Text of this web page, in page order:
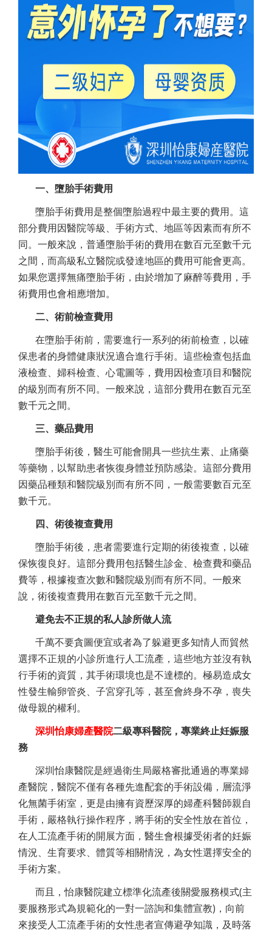
一、墮胎手術費用
墮胎手術費用是整個墮胎過程中最主要的費用。這
部分費用因醫院等級、手術方式、地區等因素而有所不
同。一般來說，普通墮胎手術的費用在數百元至數千元
之間，而高級私立醫院或發達地區的費用可能會更高。
如果您選擇無痛墮胎手術，由於增加了麻醉等費用，手
術費用也會相應增加。
二、術前檢查費用
在墮胎手術前，需要進行一系列的術前檢查，以確
保患者的身體健康狀況適合進行手術。這些檢查包括血
液檢查、婦科檢查、心電圖等，費用因檢查項目和醫院
的級別而有所不同。一般來說，這部分費用在數百元至
數千元之間。
三、藥品費用
墮胎手術後，醫生可能會開具一些抗生素、止痛藥
等藥物，以幫助患者恢復身體並預防感染。這部分費用
因藥品種類和醫院級別而有所不同，一般需要數百元至
數千元。
四、術後複查費用
墮胎手術後，患者需要進行定期的術後複查，以確
保恢復良好。這部分費用包括醫生診金、檢查費和藥品
費等，根據複查次數和醫院級別而有所不同。一般來
說，術後複查費用在數百元至數千元之間。
避免去不正規的私人診所做人流
千萬不要貪圖便宜或者為了躲避更多知情人而貿然
選擇不正規的小診所進行人工流產，這些地方並沒有執
行手術的資質，其手術環境也是不達標的。極易造成女
性發生輸卵管炎、子宮穿孔等，甚至會終身不孕，喪失
做母親的權利。
深圳怡康婦產醫院二級專科醫院，專業終止妊娠服
務
深圳怡康醫院是經過衛生局嚴格審批通過的專業婦
產醫院，醫院不僅有各種先進配套的手術設備，層流淨
化無菌手術室，更是由擁有資歷深厚的婦產科醫師親自
手術，嚴格執行操作程序，將手術的安全性放在首位，
在人工流產手術的開展方面，醫生會根據受術者的妊娠
情況、生育要求、體質等相關情況，為女性選擇安全的
手術方案。
而且，怡康醫院建立標準化流產後關愛服務模式(主
要服務形式為規範化的一對一諮詢和集體宣教)，向前
來接受人工流產手術的女性患者宣傳避孕知識，及時落